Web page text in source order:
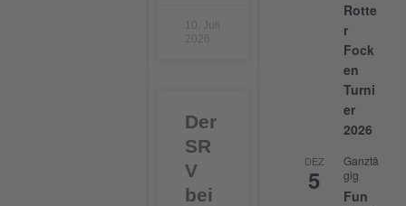
10. Juli
2026
Der
SR
V
bei
Rotte
r
Fock
en
Turni
er
2026
DEZ
5
Ganztä
gig
Fun